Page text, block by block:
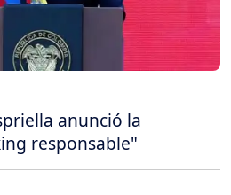
anunció la
responsable"